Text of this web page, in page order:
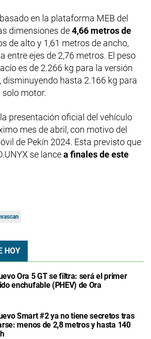
en la plataforma MEB del
dimensiones de4,66 metros de
de alto y 1,61 metros de ancho,
entre ejes de 2,76 metros. El peso
es de 2.266 kg para la versión
disminuyendo hasta 2.166 kg para
solo motor.
presentación oficial del vehículo
mes de abril, con motivo del
de Pekín 2024. Esta previsto que
se lancea finales de este
HOY
Ora 5 GT se filtra: será el primer
enchufable (PHEV) de Ora
Smart #2 ya no tiene secretos tras
menos de 2,8 metros y hasta 140